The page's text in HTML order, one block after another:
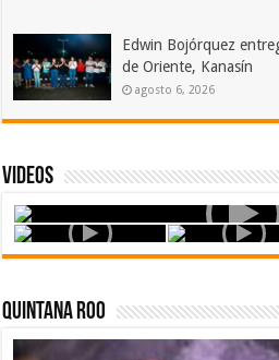
Edwin Bojórquez
de Oriente, Kanasín
agosto 6, 2026
Videos
Quintana Roo